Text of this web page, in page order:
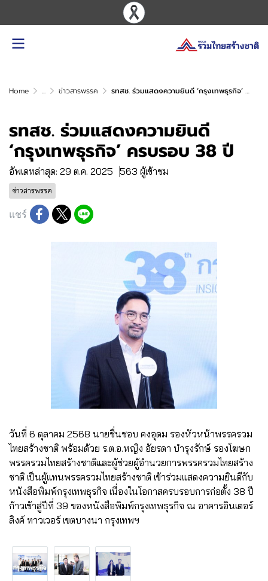
Home ... ข่าวสารพรรค รทสช. ร่วมแสดงความยินดี ‘กรุงเทพธุรกิจ’ ครบรอบ 38 ปี
รทสช. ร่วมแสดงความยินดี
‘กรุงเทพธุรกิจ’ ครบรอบ 38 ปี
อัพเดทล่าสุด: 29 ต.ค. 2025 563 ผู้เข้าชม
ข่าวสารพรรค
แชร์
วันที่ 6 ตุลาคม 2568 นายชื่นชอบ คงอุดม รองหัวหน้าพรรครวม
ไทยสร้างชาติ พร้อมด้วย ร.ต.อ.หญิง อัยรดา บำรุงรักษ์ รองโฆษก
พรรครวมไทยสร้างชาติและผู้ช่วยผู้อำนวยการพรรครวมไทยสร้าง
ชาติ เป็นผู้แทนพรรครวมไทยสร้างชาติ เข้าร่วมแสดงความยินดีกับ
หนังสือพิมพ์กรุงเทพธุรกิจ เนื่องในโอกาสครบรอบการก่อตั้ง 38 ปี
ก้าวเข้าสู่ปีที่ 39 ของหนังสือพิมพ์กรุงเทพธุรกิจ ณ อาคารอินเตอร์
ลิงค์ ทาวเวอร์ เขตบางนา กรุงเทพฯ